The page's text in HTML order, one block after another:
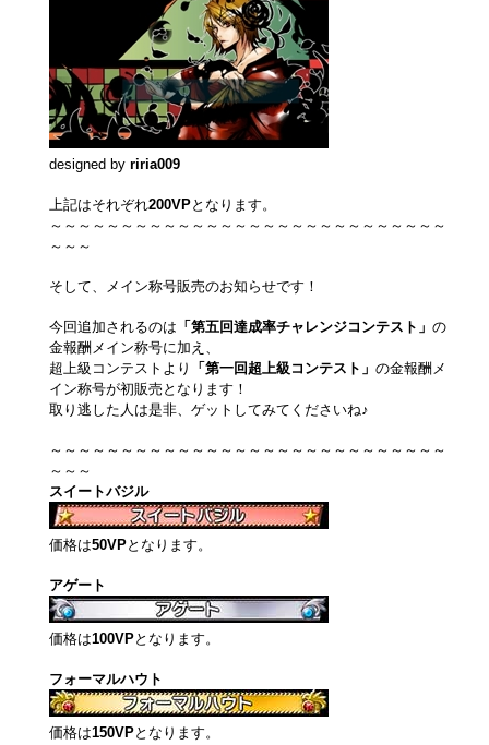
designed by riria009
上記はそれぞれ200VPとなります。
～～～～～～～～～～～～～～～～～～～～～～～～～～～～
～～～
そして、メイン称号販売のお知らせです！
今回追加されるのは 「第五回達成率チャレンジコンテスト」 の
金報酬メイン称号に加え、
超上級コンテストより
「第一回超上級コンテスト」 の金報酬メ
イン称号が初販売となります！
取り逃した人は是非、ゲットしてみてくださいね♪
～～～～～～～～～～～～～～～～～～～～～～～～～～～～
～～～
スイートバジル
価格は50VPとなります。
アゲート
価格は100VPとなります。
フォーマルハウト
価格は150VPとなります。